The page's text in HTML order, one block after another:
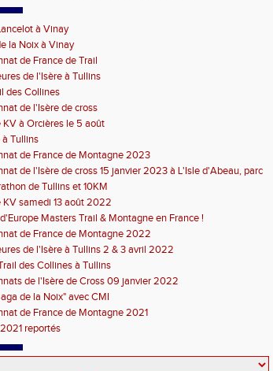
à Vinay
la Noix à Vinay
de France de Trail
de l'Isère à Tullins
des Collines
de l'Isère de cross
KV à Orcières le 5 août
à Tullins
de France de Montagne 2023
de l'Isère de cross 15 janvier 2023 à L'Isle d'Abeau, parc
de Tullins et 10KM
KV samedi 13 août 2022
Masters Trail & Montagne en France !
de France de Montagne 2022
de l'Isère à Tullins 2 & 3 avril 2022
des Collines à Tullins
de l'Isère de Cross 09 janvier 2022
de la Noix" avec CMI
de France de Montagne 2021
reportés